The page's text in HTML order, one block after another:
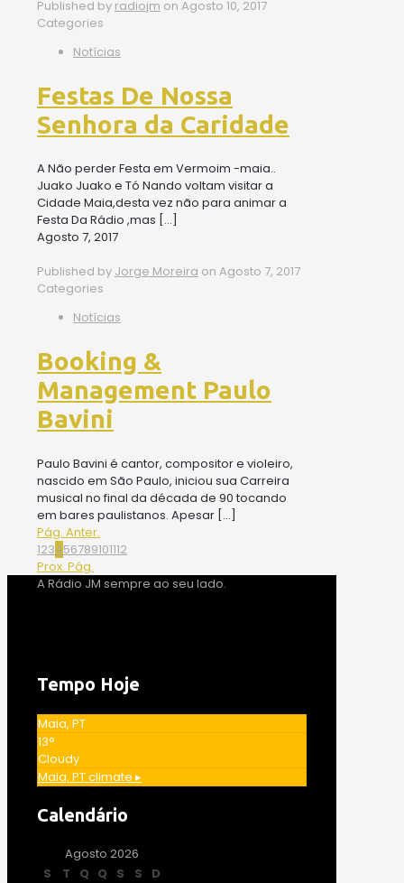
Published by radiojm on Agosto 10, 2017
Categories
Notícias
Festas De Nossa
Senhora da Caridade
A Não perder Festa em Vermoim -maia..
Juako Juako e Tó Nando voltam visitar a
Cidade Maia,desta vez não para animar a
Festa Da Rádio ,mas […]
Agosto 7, 2017
Published by Jorge Moreira on Agosto 7, 2017
Categories
Notícias
Booking &
Management Paulo
Bavini
Paulo Bavini é cantor, compositor e violeiro,
nascido em São Paulo, iniciou sua Carreira
musical no final da década de 90 tocando
em bares paulistanos. Apesar […]
Pág. Anter.
123456789101112
Prox. Pág.
A Rádio JM sempre ao seu lado.
Tempo Hoje
Maia, PT
13°
Cloudy
Maia, PTclimate ▸
Calendário
Agosto 2026
S
T Q Q S S
D